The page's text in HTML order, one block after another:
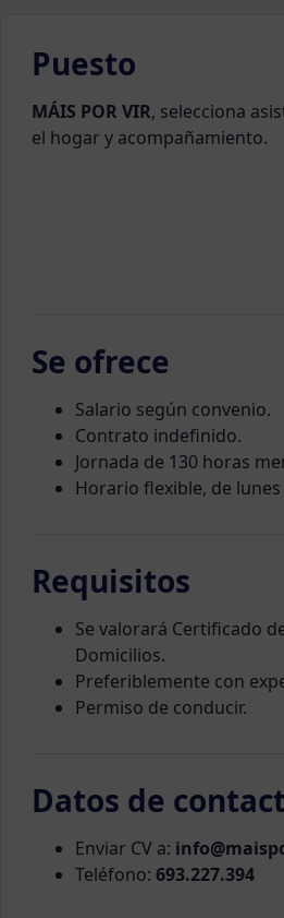
Puesto
MÁIS POR VIR, selecciona
el hogar y acompañamiento.
Se ofrece
Salario según convenio.
Contrato indefinido.
Jornada de 130 horas
Horario flexible, de lunes
Requisitos
Se valorará Certificado
Domicilios.
Preferiblemente con
Permiso de conducir.
Datos de
Enviar CV a:
Teléfono: 693.227.394